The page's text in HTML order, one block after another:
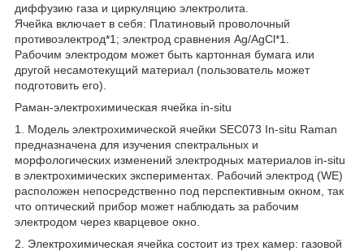
диффузию газа и циркуляцию электролита.
Ячейка включает в себя: Платиновый проволочный
противоэлектрод*1; электрод сравнения Ag/AgCl*1.
Рабочим электродом может быть картонная бумага или
другой несамотекущий материал (пользователь может
подготовить его).
Раман-электрохимическая ячейка in-situ
1. Модель электрохимической ячейки SEC073 In-situ Raman
предназначена для изучения спектральных и
морфологических изменений электродных материалов in-situ
в электрохимических экспериментах. Рабочий электрод (WE)
расположен непосредственно под перспективным окном, так
что оптический прибор может наблюдать за рабочим
электродом через кварцевое окно.
2. Электрохимическая ячейка состоит из трех камер: газовой